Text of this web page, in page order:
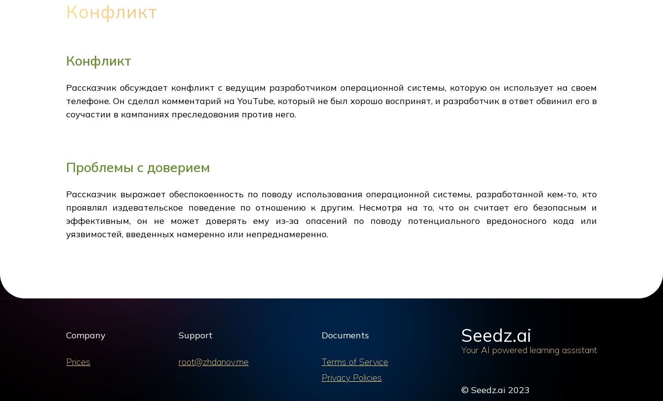
Конфликт
Конфликт
Рассказчик обсуждает конфликт с ведущим разработчиком операционной системы, которую он использует на своем
телефоне. Он сделал комментарий на YouTube, который не был хорошо воспринят, и разработчик в ответ обвинил его в
соучастии в кампаниях преследования против него.
Проблемы с доверием
Рассказчик выражает обеспокоенность по поводу использования операционной системы, разработанной кем-то, кто
проявлял издевательское поведение по отношению к другим. Несмотря на то, что он считает его безопасным и
эффективным, он не может доверять ему из-за опасений по поводу потенциального вредоносного кода или
уязвимостей, введенных намеренно или непреднамеренно.
Company
Prices
Support
root@zhdanov.me
Documents
Terms of Service
Privacy Policies
Seedz.ai
Your AI powered learning assistant
© Seedz.ai 2023